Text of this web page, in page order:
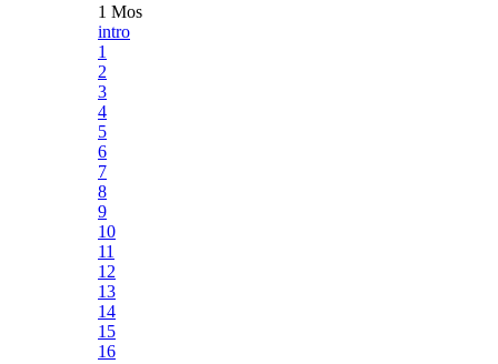
1 Mos
intro
1
2
3
4
5
6
7
8
9
10
11
12
13
14
15
16